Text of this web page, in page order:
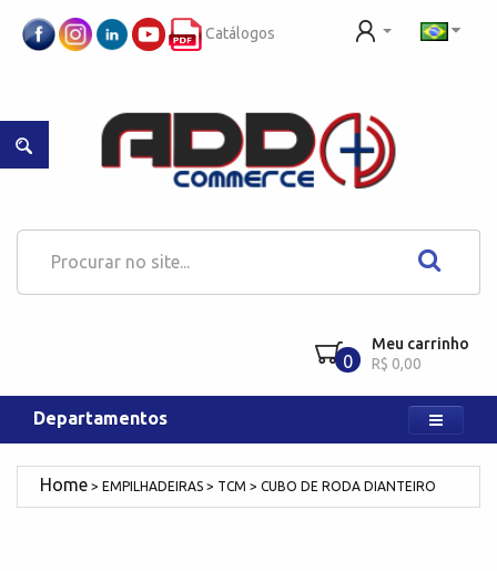
Catálogos
0
Meu carrinho
R$ 0,00
Departamentos
EMPILHADEIRAS TCM CUBO DE RODA DIANTEIRO